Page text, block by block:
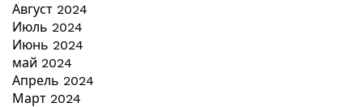
Август 2024
Июль 2024
Июнь 2024
май 2024
Апрель 2024
Март 2024